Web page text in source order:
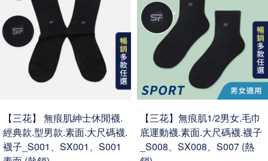
【三花】 無痕肌紳士休閒襪.
經典款.型男款.素面.大尺碼襪.
襪子_S001、SX001、S001
【三花】無痕肌1/2男女.毛巾
底運動襪.素面.大尺碼襪.襪子
_S008、SX008、S007 (熱